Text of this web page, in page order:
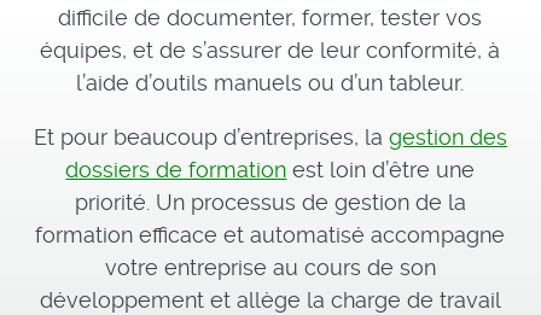
difficile de documenter, former, tester vos
équipes, et de s’assurer de leur conformité, à
l’aide d’outils manuels ou d’un tableur.
Et pour beaucoup d’entreprises, la gestion des
dossiers de formation est loin d’être une
priorité. Un processus de gestion de la
formation efficace et automatisé accompagne
votre entreprise au cours de son
développement et allège la charge de travail